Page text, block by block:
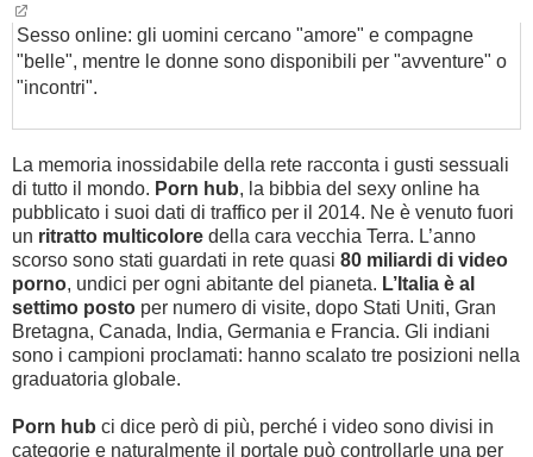
Sesso online: gli uomini cercano "amore" e compagne
"belle", mentre le donne sono disponibili per "avventure" o
"incontri".
La memoria inossidabile della rete racconta i gusti sessuali
di tutto il mondo. Porn hub, la bibbia del sexy online ha
pubblicato i suoi dati di traffico per il 2014. Ne è venuto fuori
un ritratto multicolore della cara vecchia Terra. L’anno
scorso sono stati guardati in rete quasi 80 miliardi di video
porno, undici per ogni abitante del pianeta. L’Italia è al
settimo posto per numero di visite, dopo Stati Uniti, Gran
Bretagna, Canada, India, Germania e Francia. Gli indiani
sono i campioni proclamati: hanno scalato tre posizioni nella
graduatoria globale.
Porn hub ci dice però di più, perché i video sono divisi in
categorie e naturalmente il portale può controllarle una per